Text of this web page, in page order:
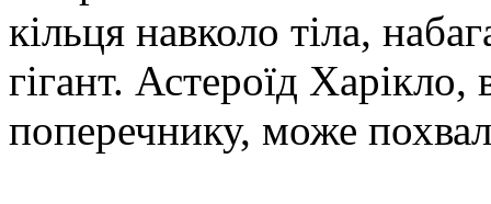
кільця навколо тіла,
гігант. Астероїд Харікло,
поперечнику, може